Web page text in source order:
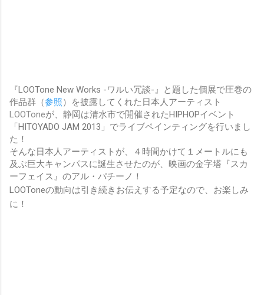
『LOOTone New Works -ワルい冗談-』と題した個展で圧巻の
作品群（参照）を披露してくれた日本人アーティスト
LOOToneが、静岡は清水市で開催されたHIPHOPイベント
「HITOYADO JAM 2013」でライブペインティングを行いまし
た！
そんな日本人アーティストが、４時間かけて１メートルにも
及ぶ巨大キャンパスに誕生させたのが、映画の金字塔『スカ
ーフェイス』のアル・パチーノ！
LOOToneの動向は引き続きお伝えする予定なので、お楽しみ
に！